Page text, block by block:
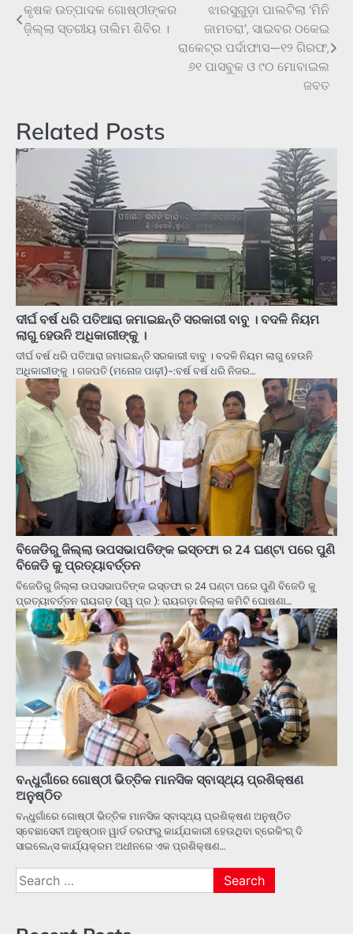
Post
navigation
କୃଷକ ଉତ୍ପାଦକ ଗୋଷ୍ଠୀଙ୍କର
ଜ଼ିଲ୍ଲା ସ୍ତରୀୟ ତାଲିମ ଶିବିର ।
ଝାରସୁଗୁଡ଼ା ପାଲଟିଲା ‘ମିନି
ଜାମତରା’, ସାଇବର ଠକେଇ
ରାକେଟ୍‌ର ପର୍ଦାଫାସ—୧୨ ଗିରଫ,
୬୧ ପାସବୁକ ଓ ୯୦ ମୋବାଇଲ
ଜବତ
Related Posts
ଦୀର୍ଘ ବର୍ଷ ଧରି ପତିଆରା ଜମାଇଛନ୍ତି ସରକାରୀ ବାବୁ । ବଦଳି ନିୟମ
ଲାଗୁ ହେଉନି ଅଧିକାରୀଙ୍କୁ ।
ଦୀର୍ଘ ବର୍ଷ ଧରି ପତିଆରା ଜମାଇଛନ୍ତି ସରକାରୀ ବାବୁ । ବଦଳି ନିୟମ ଲାଗୁ ହେଉନି
ଅଧିକାରୀଙ୍କୁ । ଗଜପତି (ମନୋଜ ପାଢ଼ୀ)-:ବର୍ଷ ବର୍ଷ ଧରି ନିଜର…
ବିଜେଡିରୁ ଜିଲ୍ଲା ଉପସଭାପତିଙ୍କ ଇସ୍ତଫା ର 24 ଘଣ୍ଟା ପରେ ପୁଣି
ବିଜେଡି କୁ ପ୍ରତ୍ୟାବର୍ତ୍ତନ
ବିଜେଡିରୁ ଜିଲ୍ଲା ଉପସଭାପତିଙ୍କ ଇସ୍ତଫା ର 24 ଘଣ୍ଟା ପରେ ପୁଣି ବିଜେଡି କୁ
ପ୍ରତ୍ୟାବର୍ତ୍ତନ ରାୟଗଡ଼ (ସ୍ୱ ପ୍ର ): ରାୟଗଡ଼ା ଜିଲ୍ଲା କମିଟି ଘୋଷଣା…
ବନ୍ଧୁଗାଁରେ ଗୋଷ୍ଠୀ ଭିତ୍ତିକ ମାନସିକ ସ୍ବାସ୍ଥ୍ୟ ପ୍ରଶିକ୍ଷଣ
ଅନୁଷ୍ଠିତ
ବନ୍ଧୁଗାଁରେ ଗୋଷ୍ଠୀ ଭିତ୍ତିକ ମାନସିକ ସ୍ବାସ୍ଥ୍ୟ ପ୍ରଶିକ୍ଷଣ ଅନୁଷ୍ଠିତ
ସ୍ବେଛାସେବୀ ଅନୁଷ୍ଠାନ ୱାର୍ଡ ତରଫରୁ କାର୍ଯ୍ଯକାରୀ ହେଉଥିବା ବ୍ରେକିଂଗ୍ ଦି
ସାଇଲେନ୍ସ କାର୍ଯ୍ୟକ୍ରମ ଅଧୀନରେ ଏକ ପ୍ରଶିକ୍ଷଣ…
Search
for: